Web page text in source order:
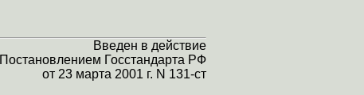
Введен в действие
Постановлением Госстандарта РФ
от 23 марта 2001 г. N 131-ст